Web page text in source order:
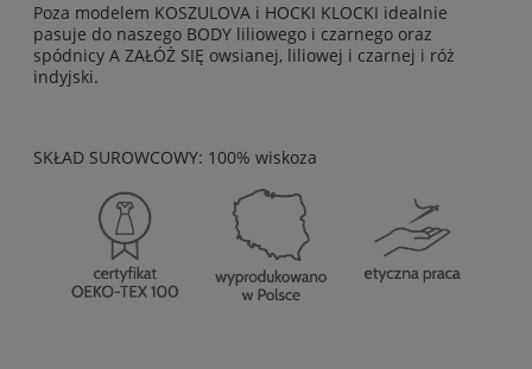
Poza modelem KOSZULOVA i HOCKI KLOCKI idealnie
pasuje do naszego BODY liliowego i czarnego oraz
spódnicy A ZAŁÓŻ SIĘ owsianej, liliowej i czarnej i róż
indyjski.
SKŁAD SUROWCOWY: 100% wiskoza